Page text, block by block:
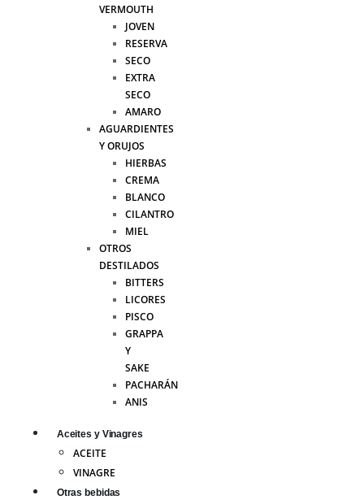
VERMOUTH
JOVEN
RESERVA
SECO
EXTRA
SECO
AMARO
AGUARDIENTES
Y ORUJOS
HIERBAS
CREMA
BLANCO
CILANTRO
MIEL
OTROS
DESTILADOS
BITTERS
LICORES
PISCO
GRAPPA
Y
SAKE
PACHARÁN
ANIS
Aceites y Vinagres
ACEITE
VINAGRE
Otras bebidas